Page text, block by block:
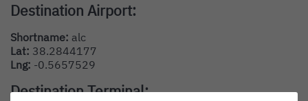
Destination Airport:
Shortname: alc
Lat: 38.2844177
Lng: -0.5657529
Destination Terminal: